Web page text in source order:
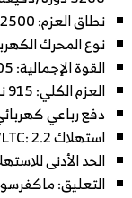
نطاق العزم: 2500 – 4000 دورة/دقيقة
نوع المحرك
القوة الإجمالية: 605 حصان (Ps)
العزم الكلي: 915 نيوتن متر
دفع رباعي
استهلاك WLTC: 2.2 لتر/100 كم
الحد الأدنى للاستهلاك
التعليق: